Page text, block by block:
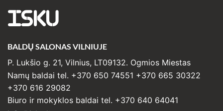
ISKU
BALDŲ SALONAS VILNIUJE
P. Lukšio g. 21, Vilnius, LT09132. Ogmios Miestas
Namų baldai tel. +370 650 74551 +370 665 30322
+370 616 29082
Biuro ir mokyklos baldai tel. +370 640 64041